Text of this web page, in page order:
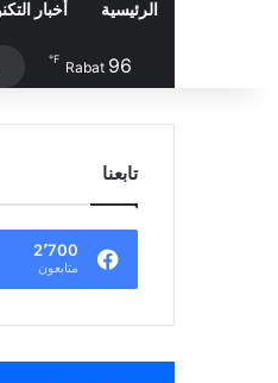
الرئيسية أخبار
Rabat 96
℉
تابعنا
2٬700
متابعون